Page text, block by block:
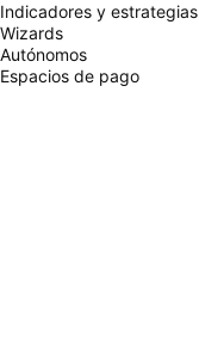
Indicadores y estrategias
Wizards
Autónomos
Espacios de pago